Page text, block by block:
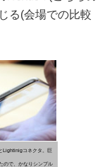
る(会場での比較
Lightinigコネクタ。巨
ので、かなりシンプル